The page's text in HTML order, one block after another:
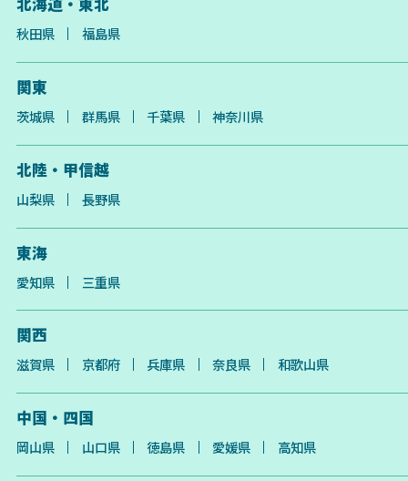
秋田県 福島県
関東
茨城県 群馬県 千葉県 神奈川県
北陸・甲信越
山梨県 長野県
東海
愛知県 三重県
関西
滋賀県 京都府 兵庫県 奈良県 和歌山県
中国・四国
岡山県 山口県 徳島県 愛媛県 高知県